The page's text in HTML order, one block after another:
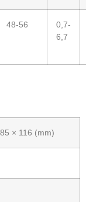
48-56
0,7-
6,7
× 116 (mm)